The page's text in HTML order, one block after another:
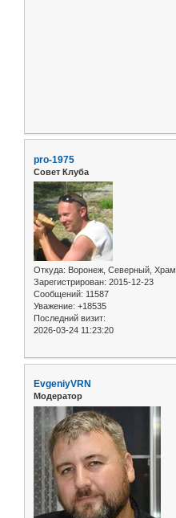
pro-1975
Совет Клуба
Откуда: Воронеж, Северный, Храм
Зарегистрирован: 2015-12-23
Сообщений: 11587
Уважение: +18535
Последний визит:
2026-03-24 11:23:20
EvgeniyVRN
Модератор